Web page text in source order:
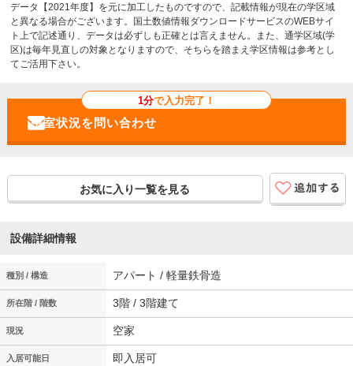
データ【2021年度】を元に加工したものですので、記載情報が現在の学区域
と異なる場合がございます。国土数値情報ダウンロードサービスのWEBサイ
ト上で記述通り、データは必ずしも正確とは言えません。また、通学区域(学
区)は毎年見直しの対象となりますので、そちらを踏まえ学区情報は参考とし
てご活用下さい。
1分で入力完了！
お気に入り一覧を見る
設備詳細情報
種別 / 構造 アパート / 軽量鉄骨造
所在階 / 階数 3階 / 3階建て
現況 空家
入居可能日 即入居可